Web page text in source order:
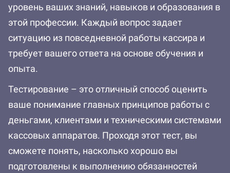
уровень ваших знаний, навыков и образования в
этой профессии. Каждый вопрос задает
ситуацию из повседневной работы кассира и
требует вашего ответа на основе обучения и
опыта.
Тестирование – это отличный способ оценить
ваше понимание главных принципов работы с
деньгами, клиентами и техническими системами
кассовых аппаратов. Проходя этот тест, вы
сможете понять, насколько хорошо вы
подготовлены к выполнению обязанностей